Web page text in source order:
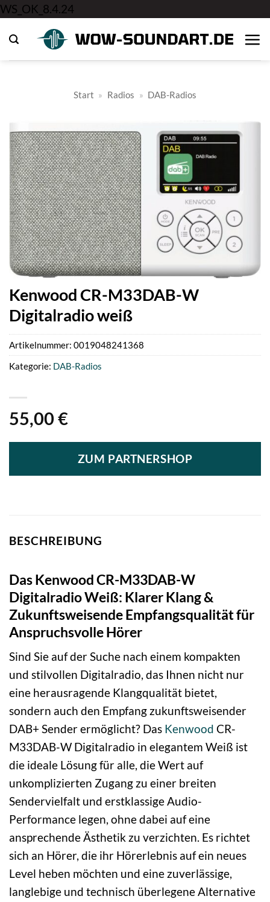
WS_OK_8.4.24
springen
Start » Radios » DAB-Radios
Kenwood CR-M33DAB-W
Digitalradio weiß
55,00 €
ZUM PARTNERSHOP
Artikelnummer: 0019048241368
Kategorie: DAB-Radios
BESCHREIBUNG
Das Kenwood CR-M33DAB-W
Digitalradio Weiß: Klarer Klang &
Zukunftsweisende Empfangsqualität für
Anspruchsvolle Hörer
Sind Sie auf der Suche nach einem kompakten
und stilvollen Digitalradio, das Ihnen nicht nur
eine herausragende Klangqualität bietet,
sondern auch den Empfang zukunftsweisender
DAB+ Sender ermöglicht? Das Kenwood CR-
M33DAB-W Digitalradio in elegantem Weiß ist
die ideale Lösung für alle, die Wert auf
unkomplizierten Zugang zu einer breiten
Sendervielfalt und erstklassige Audio-
Performance legen, ohne dabei auf eine
ansprechende Ästhetik zu verzichten. Es richtet
sich an Hörer, die ihr Hörerlebnis auf ein neues
Level heben möchten und eine zuverlässige,
langlebige und technisch überlegene Alternative